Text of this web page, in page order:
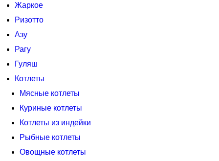
Жаркое
Ризотто
Азу
Рагу
Гуляш
Котлеты
Мясные котлеты
Куриные котлеты
Котлеты из индейки
Рыбные котлеты
Овощные котлеты